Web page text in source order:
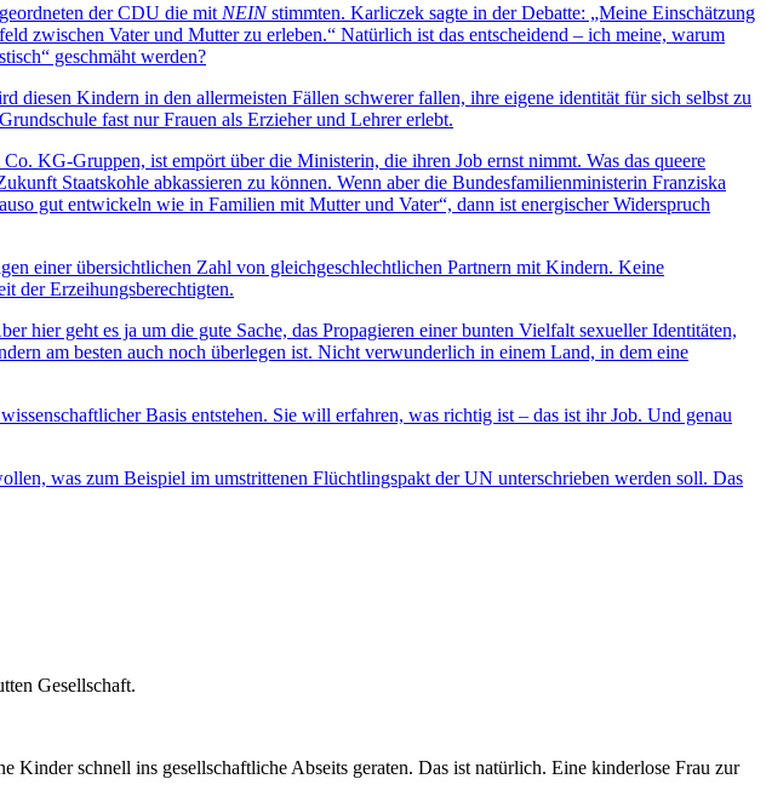
der CDU die mit NEINstimmten. Karliczek sagte in der Debatte: „Meine Einschätzung
zwischen Vater und Mutter zu erleben.“ Natürlich ist das entscheidend – ich meine, warum
geschmäht werden?
Kindern in den allermeisten Fällen schwerer fallen, ihre eigene identität für sich selbst zu
fast nur Frauen als Erzieher und Lehrer erlebt.
KG-Gruppen, ist empört über die Ministerin, die ihren Job ernst nimmt. Was das queere
Staatskohle abkassieren zu können. Wenn aber die Bundesfamilienministerin Franziska
gut entwickeln wie in Familien mit Mutter und Vater“, dann ist energischer Widerspruch
einer übersichtlichen Zahl von gleichgeschlechtlichen Partnern mit Kindern. Keine
der Erzeihungsberechtigten.
hier geht es ja um die gute Sache, das Propagieren einer bunten Vielfalt sexueller Identitäten,
am besten auch noch überlegen ist. Nicht verwunderlich in einem Land, in dem eine
Basis entstehen. Sie will erfahren, was richtig ist – das ist ihr Job. Und genau
was zum Beispiel im umstrittenen Flüchtlingspakt der UN unterschrieben werden soll. Das
Gesellschaft.
schnell ins gesellschaftliche Abseits geraten. Das ist natürlich. Eine kinderlose Frau zur